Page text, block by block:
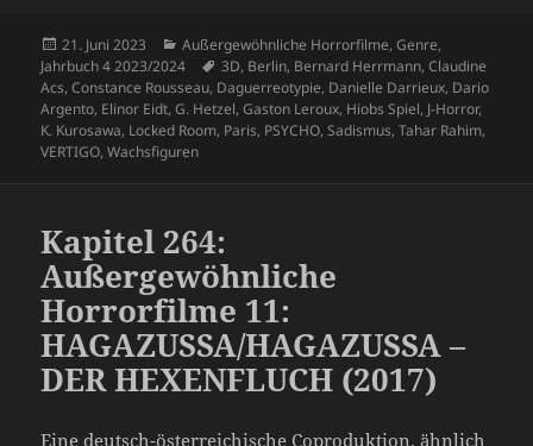
Veröffentlicht
am
21. Juni 2023 Kategorien
Außergewöhnliche Horrorfilme,Genre,
Jahrbuch 4 2023/2024
Schlagwörter
3D, Berlin, Bernard Herrmann,Claudine
Acs,Constance Rousseau, Daguerreotypie, Danielle Darrieux, Dario
Argento, Elinor Eidt,G. Hetzel,Gaston Leroux, Hiobs Spiel, J-Horror,
K. Kurosawa, Locked Room, Paris, PSYCHO,Sadismus,Tahar Rahim,
VERTIGO,Wachsfiguren
Kapitel 264:
Außergewöhnliche
Horrorfilme 11:
HAGAZUSSA/HAGAZUSSA –
DER HEXENFLUCH (2017)
Eine deutsch-österreichische Coproduktion, ähnlich